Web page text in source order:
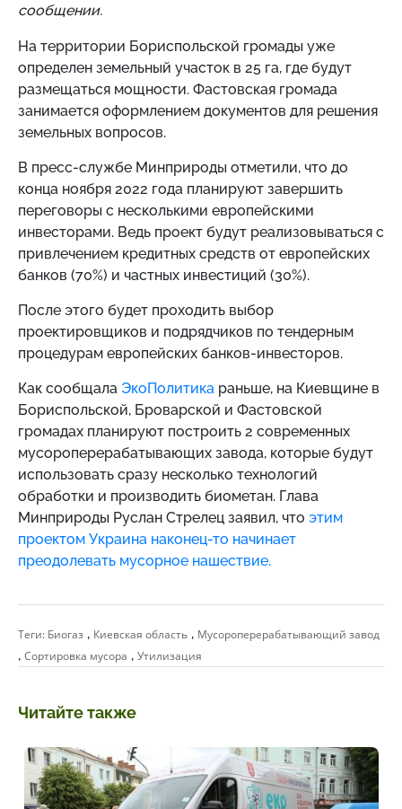
сообщении.
На территории Бориспольской громады уже
определен земельный участок в 25 га, где будут
размещаться мощности. Фастовская громада
занимается оформлением документов для решения
земельных вопросов.
В пресс-службе Минприроды отметили, что до
конца ноября 2022 года планируют завершить
переговоры с несколькими европейскими
инвесторами. Ведь проект будут реализовываться с
привлечением кредитных средств от европейских
банков (70%) и частных инвестиций (30%).
После этого будет проходить выбор
проектировщиков и подрядчиков по тендерным
процедурам европейских банков-инвесторов.
Как сообщала ЭкоПолитика раньше, на Киевщине в
Бориспольской, Броварской и Фастовской
громадах планируют построить 2 современных
мусороперерабатывающих завода, которые будут
использовать сразу несколько технологий
обработки и производить биометан. Глава
Минприроды Руслан Стрелец заявил, что этим
проектом Украина наконец-то начинает
преодолевать мусорное нашествие.
Теги: Биогаз , Киевская область , Мусороперерабатывающий завод
, Сортировка мусора , Утилизация
Читайте также